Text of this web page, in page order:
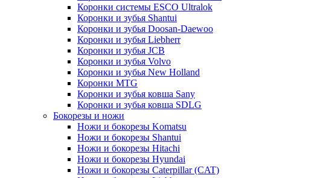
Коронки системы ESCO Ultralok
Коронки и зубья Shantui
Коронки и зубья Doosan-Daewoo
Коронки и зубья Liebherr
Коронки и зубья JCB
Коронки и зубья Volvo
Коронки и зубья New Holland
Коронки MTG
Коронки и зубья ковша Sany
Коронки и зубья ковша SDLG
Бокорезы и ножи
Ножи и бокорезы Komatsu
Ножи и бокорезы Shantui
Ножи и бокорезы Hitachi
Ножи и бокорезы Hyundai
Ножи и бокорезы Caterpillar (CAT)